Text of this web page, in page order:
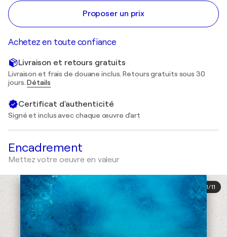
Proposer un prix
Achetez en toute confiance
Livraison et retours gratuits
Livraison et frais de douane inclus. Retours gratuits sous 30
jours.Détails
Certificat d'authenticité
Signé et inclus avec chaque œuvre d'art
Encadrement
Mettez votre oeuvre en valeur
1/11